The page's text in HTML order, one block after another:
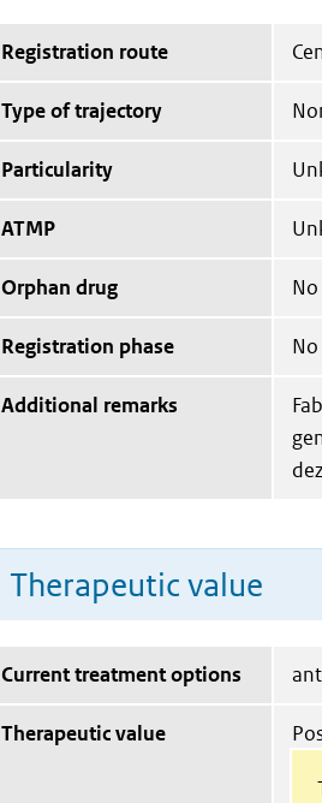
Registration route
Type of trajectory
Particularity
ATMP
Orphan drug No
Registration phase
Additional remarks
Therapeutic value
Current treatment options
Therapeutic value